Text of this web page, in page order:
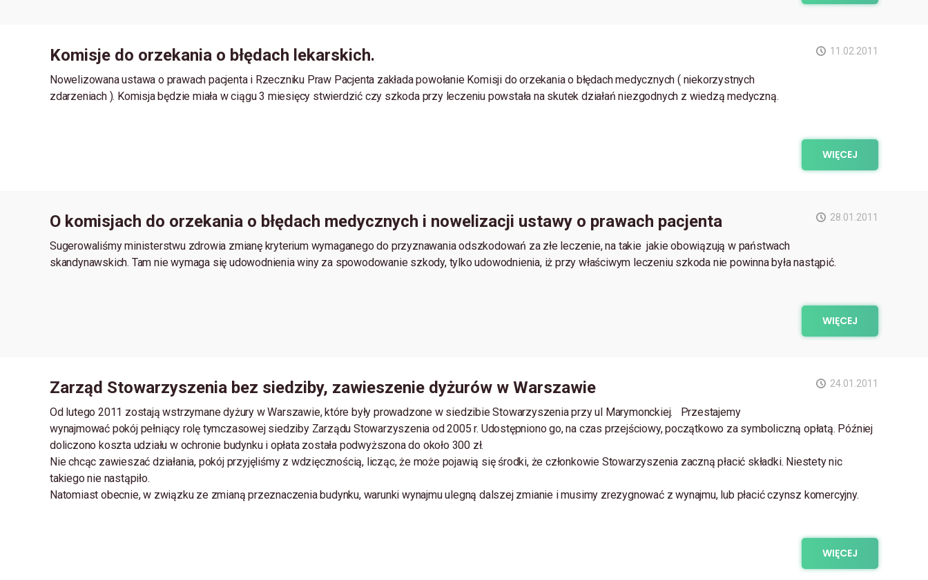
11.02.2011
Komisje do orzekania o błędach lekarskich.
Nowelizowana ustawa o prawach pacjenta i Rzeczniku Praw Pacjenta zakłada powołanie Komisji do orzekania o błędach medycznych ( niekorzystnych
zdarzeniach ). Komisja będzie miała w ciągu 3 miesięcy stwierdzić czy szkoda przy leczeniu powstała na skutek działań niezgodnych z wiedzą medyczną.
WIĘCEJ
28.01.2011
O komisjach do orzekania o błędach medycznych i nowelizacji ustawy o prawach pacjenta
Sugerowaliśmy ministerstwu zdrowia zmianę kryterium wymaganego do przyznawania odszkodowań za złe leczenie, na takie jakie obowiązują w państwach
skandynawskich. Tam nie wymaga się udowodnienia winy za spowodowanie szkody, tylko udowodnienia, iż przy właściwym leczeniu szkoda nie powinna była nastąpić.
WIĘCEJ
24.01.2011
Zarząd Stowarzyszenia bez siedziby, zawieszenie dyżurów w Warszawie
Od lutego 2011 zostają wstrzymane dyżury w Warszawie, które były prowadzone w siedzibie Stowarzyszenia przy ul Marymonckiej. Przestajemy
wynajmować pokój pełniący rolę tymczasowej siedziby Zarządu Stowarzyszenia od 2005 r. Udostępniono go, na czas przejściowy, początkowo za symboliczną opłatą. Później
doliczono koszta udziału w ochronie budynku i opłata została podwyższona do około 300 zł.
Nie chcąc zawieszać działania, pokój przyjęliśmy z wdzięcznością, licząc, że może pojawią się środki, że członkowie Stowarzyszenia zaczną płacić składki. Niestety nic
takiego nie nastąpiło.
Natomiast obecnie, w związku ze zmianą przeznaczenia budynku, warunki wynajmu ulegną dalszej zmianie i musimy zrezygnować z wynajmu, lub płacić czynsz komercyjny.
WIĘCEJ